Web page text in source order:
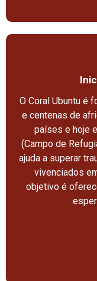
O Coral Ubuntu é
e centenas de
países e hoje
(Campo de
ajuda a superar
vivenciados
objetivo é